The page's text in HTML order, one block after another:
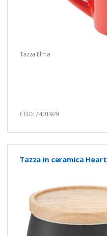
Tazza Elma
COD: 7401929
Tazza in ceramica Heart